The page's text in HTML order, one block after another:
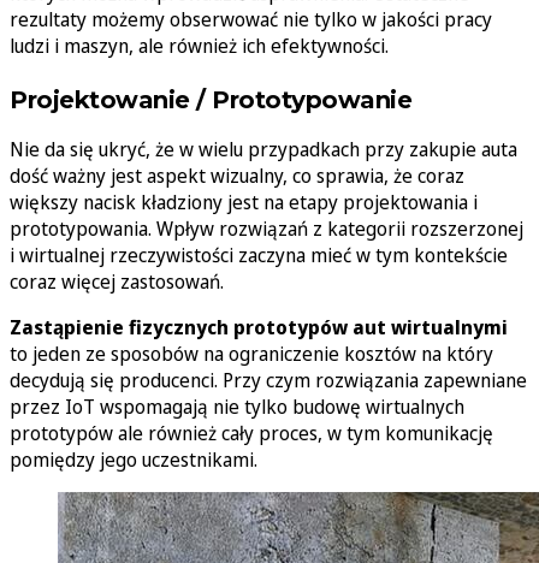
rezultaty możemy obserwować nie tylko w jakości pracy
ludzi i maszyn, ale również ich efektywności.
Projektowanie / Prototypowanie
Nie da się ukryć, że w wielu przypadkach przy zakupie auta
dość ważny jest aspekt wizualny, co sprawia, że coraz
większy nacisk kładziony jest na etapy projektowania i
prototypowania. Wpływ rozwiązań z kategorii rozszerzonej
i wirtualnej rzeczywistości zaczyna mieć w tym kontekście
coraz więcej zastosowań.
Zastąpienie fizycznych prototypów aut wirtualnymi
to jeden ze sposobów na ograniczenie kosztów na który
decydują się producenci. Przy czym rozwiązania zapewniane
przez IoT wspomagają nie tylko budowę wirtualnych
prototypów ale również cały proces, w tym komunikację
pomiędzy jego uczestnikami.